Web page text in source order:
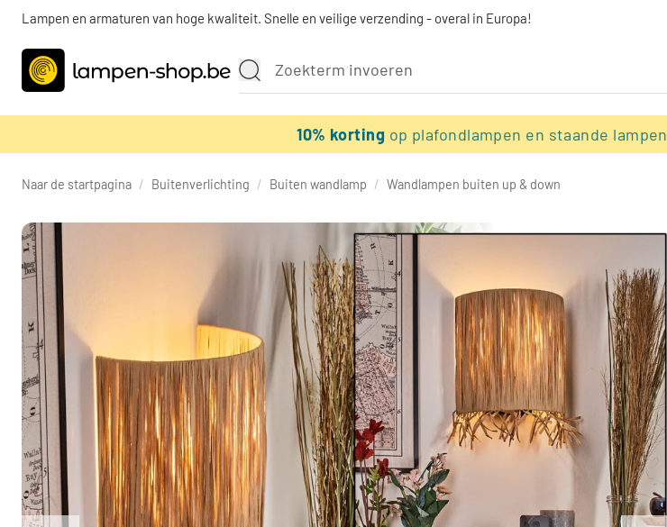
Lampen en armaturen van hoge kwaliteit. Snelle en veilige verzending - overal in Europa!
10% korting op plafondlampen en staande lampen
Naar de startpagina / Buitenverlichting / Buiten wandlamp / Wandlampen buiten up & down